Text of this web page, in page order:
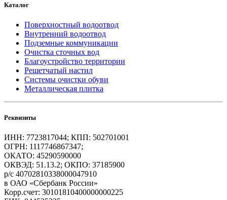
Каталог
Поверхностный водоотвод
Внутренний водоотвод
Подземные коммуникации
Очистка сточных вод
Благоустройство территории
Решетчатый настил
Системы очистки обуви
Металлическая плитка
Реквизиты
ИНН: 7723817044; КПП: 502701001
ОГРН: 1117746867347;
ОКАТО: 45290590000
ОКВЭД: 51.13.2; ОКПО: 37185900
р/с 40702810338000047910
в ОАО «Сбербанк России»
Корр.счет: 30101810400000000225